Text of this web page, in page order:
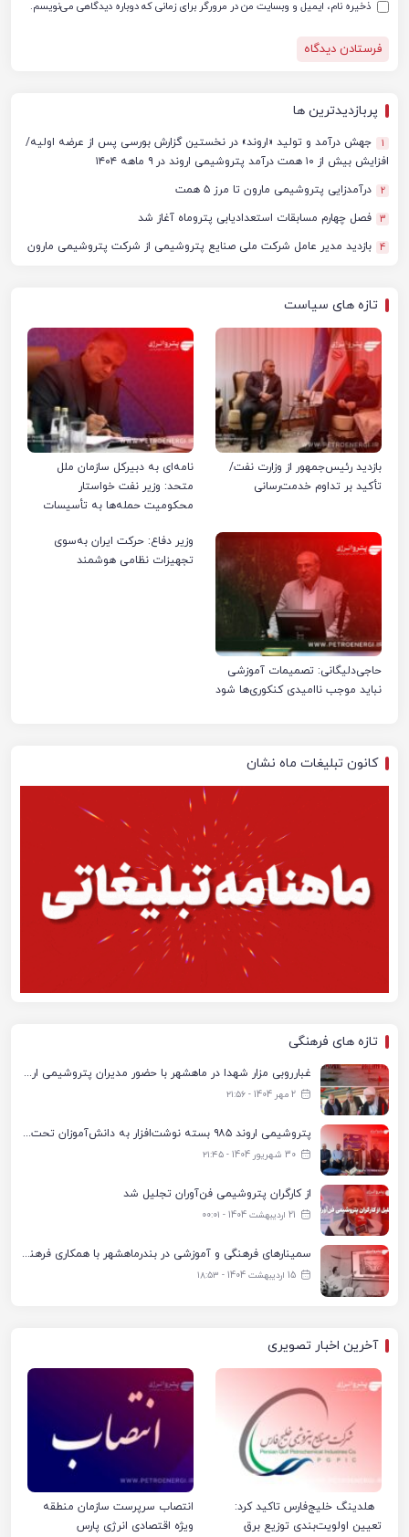
ذخیره نام، ایمیل و وبسایت من در مرورگر برای زمانی که دوباره دیدگاهی می‌نویسم.
پربازدیدترین ها
1
جهش درآمد و تولید «اروند» در نخستین گزارش بورسی پس از عرضه اولیه/
افزایش بیش از ۱۰ همت درآمد پتروشیمی اروند در ۹ ماهه ۱۴۰۴
2 درآمدزایی پتروشیمی مارون تا مرز ۵ همت
3 فصل چهارم مسابقات استعدادیابی پتروماه آغاز شد
4 بازدید مدیر عامل شرکت ملی صنایع پتروشیمی از شرکت پتروشیمی مارون
تازه های سیاست
بازدید رئیس‌جمهور از وزارت نفت/
تأکید بر تداوم خدمت‌رسانی
نامه‌ای به دبیرکل سازمان ملل
متحد: وزیر نفت خواستار
محکومیت حمله‌ها به تأسیسات
حاجی‌دلیگانی: تصمیمات آموزشی
نباید موجب ناامیدی کنکوری‌ها شود
وزیر دفاع: حرکت ایران به‌سوی
تجهیزات نظامی هوشمند
کانون تبلیغات ماه نشان
تازه های فرهنگی
غبارروبی مزار شهدا در ماهشهر با حضور مدیران پتروشیمی اروند و مسئولان شهری
2 مهر 1404 - ۲۱:۵۶
پتروشیمی اروند ۹۸۵ بسته نوشت‌افزار به دانش‌آموزان تحت پوشش کمیته امداد بندرماهشهر اهدا کرد
30 شهریور 1404 - ۲۱:۴۵
از کارگران پتروشیمی فن‌آوران تجلیل شد
21 اردیبهشت 1404 - ۰۰:۰۱
سمینارهای فرهنگی و آموزشی در بندرماهشهر با همکاری فرهنگ‌سرای پتروشیمی مارون
15 اردیبهشت 1404 - ۱۸:۵۳
آخرین اخبار تصویری
هلدینگ خلیج‌فارس تاکید کرد:
تعیین اولویت‌بندی توزیع برق
انتصاب سرپرست سازمان منطقه
ویژه اقتصادی انرژی پارس